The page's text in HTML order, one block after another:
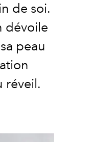
de soi.
dévoile
peau
réveil.